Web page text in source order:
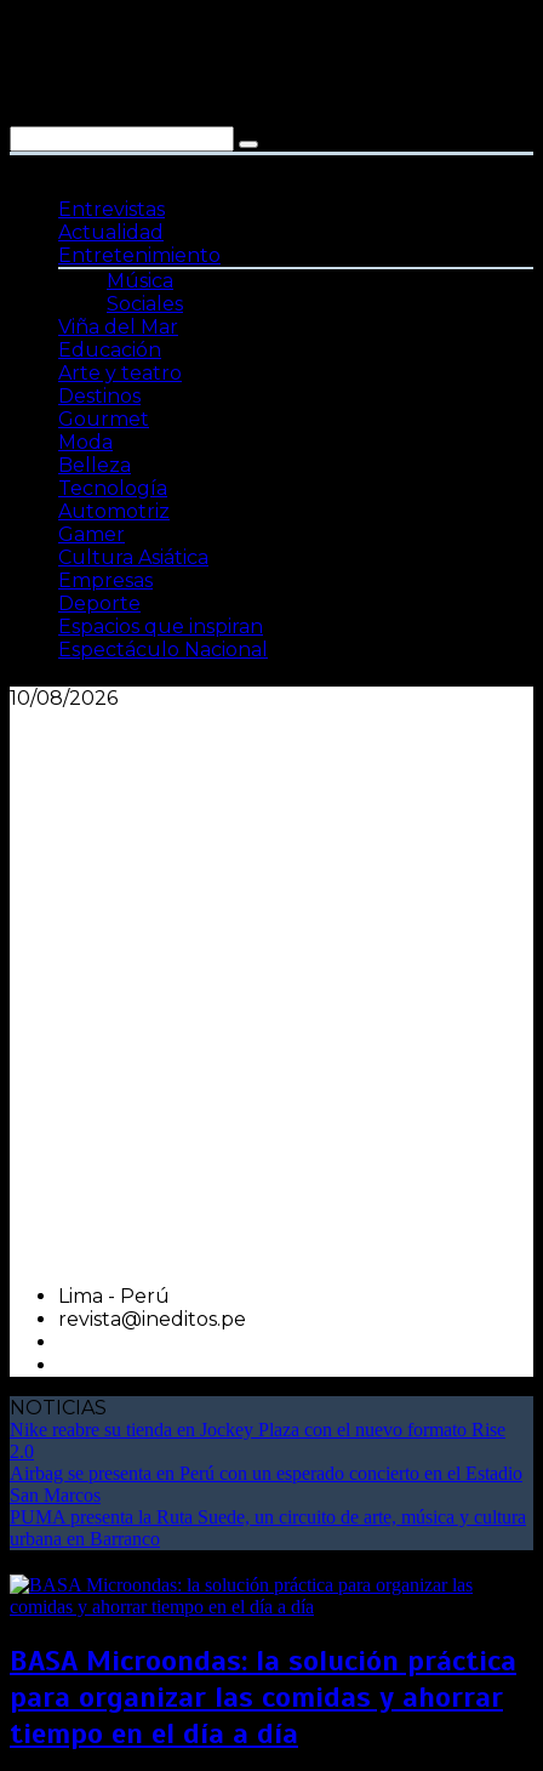
Entrevistas
Actualidad
Entretenimiento
Música
Sociales
Viña del Mar
Educación
Arte y teatro
Destinos
Gourmet
Moda
Belleza
Tecnología
Automotriz
Gamer
Cultura Asiática
Empresas
Deporte
Espacios que inspiran
Espectáculo Nacional
10/08/2026
Lima - Perú
revista@ineditos.pe
NOTICIAS
Nike reabre su tienda en Jockey Plaza con el nuevo formato Rise
2.0
Airbag se presenta en Perú con un esperado concierto en el Estadio
San Marcos
PUMA presenta la Ruta Suede, un circuito de arte, música y cultura
urbana en Barranco
BASA Microondas: la solución práctica
para organizar las comidas y ahorrar
tiempo en el día a día